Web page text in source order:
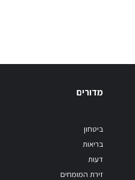
מדורים
ביטחון
בריאות
דעות
זירת המומחים